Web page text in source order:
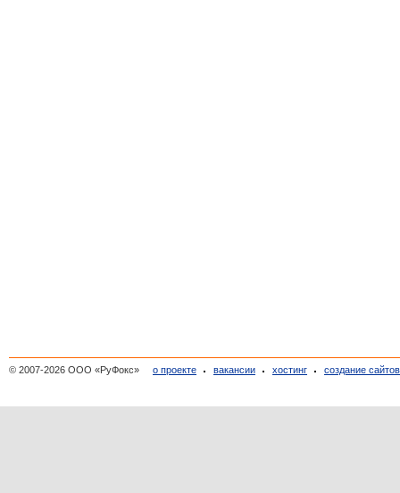
© 2007-2026 ООО «РуФокс» о проекте вакансии хостинг создание сайтов